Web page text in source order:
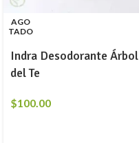
AGO
TADO
Indra Desodorante Árbol
del Te
$100.00